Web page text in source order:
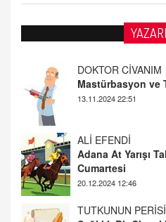
DOKTOR CİVANIM
Mastürbasyon ve
13.11.2024 22:51
ALİ EFENDİ
Adana At Yarışı
Cumartesi
20.12.2024 12:46
TUTKUNUN PERİSİ